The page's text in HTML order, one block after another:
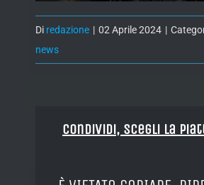
Di redazione | 02 Aprile 2024 |
news
Condividi, Scegli la